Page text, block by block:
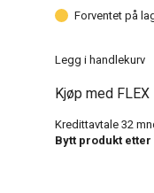
Forventet på
Legg i handlekurv
Kjøp med FLEX
Kredittavtale 32
Bytt produkt etter